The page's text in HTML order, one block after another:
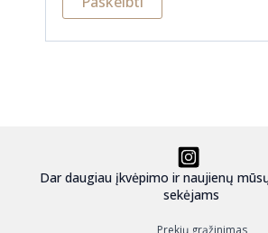
Dar daugiau įkvėpimo ir naujienų
sekėjams